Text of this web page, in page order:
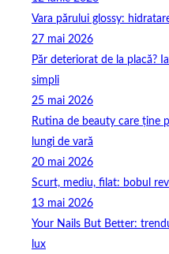
Vara părului glossy:
27 mai 2026
Păr deteriorat de la placă?
simpli
25 mai 2026
Rutina de beauty care ține
lungi de vară
20 mai 2026
Scurt, mediu, filat: bobul
13 mai 2026
Your Nails But Better:
lux